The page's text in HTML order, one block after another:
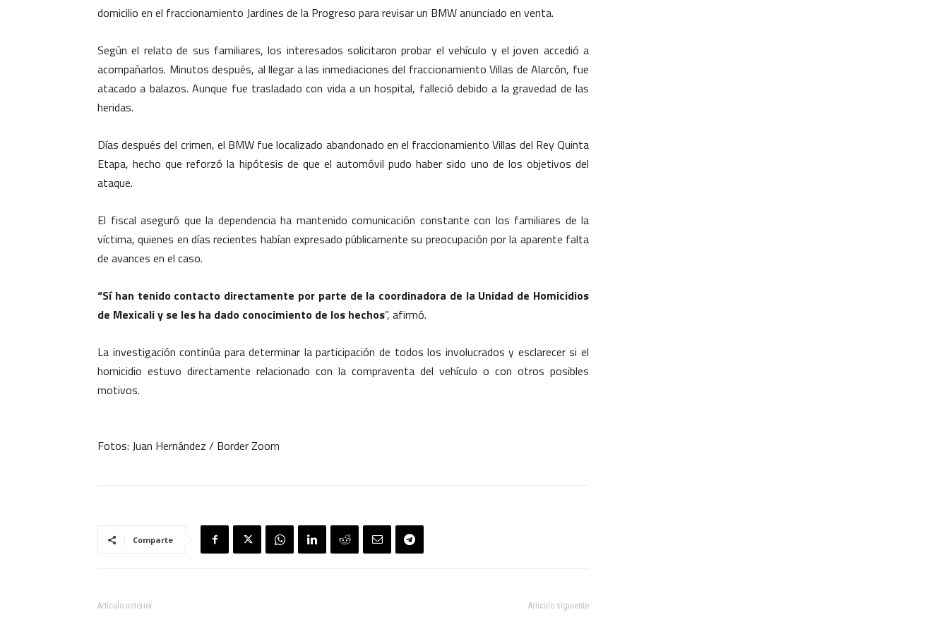
domicilio en el fraccionamiento Jardines de la Progreso para revisar un BMW anunciado en venta.
Según el relato de sus familiares, los interesados solicitaron probar el vehículo y el joven accedió a
acompañarlos. Minutos después, al llegar a las inmediaciones del fraccionamiento Villas de Alarcón, fue
atacado a balazos. Aunque fue trasladado con vida a un hospital, falleció debido a la gravedad de las
heridas.
Días después del crimen, el BMW fue localizado abandonado en el fraccionamiento Villas del Rey Quinta
Etapa, hecho que reforzó la hipótesis de que el automóvil pudo haber sido uno de los objetivos del
ataque.
El fiscal aseguró que la dependencia ha mantenido comunicación constante con los familiares de la
víctima, quienes en días recientes habían expresado públicamente su preocupación por la aparente falta
de avances en el caso.
“Sí han tenido contacto directamente por parte de la coordinadora de la Unidad de Homicidios
de Mexicali y se les ha dado conocimiento de los hechos”, afirmó.
La investigación continúa para determinar la participación de todos los involucrados y esclarecer si el
homicidio estuvo directamente relacionado con la compraventa del vehículo o con otros posibles
motivos.
Fotos: Juan Hernández / Border Zoom
Comparte
Artículo anterior Artículo siguiente